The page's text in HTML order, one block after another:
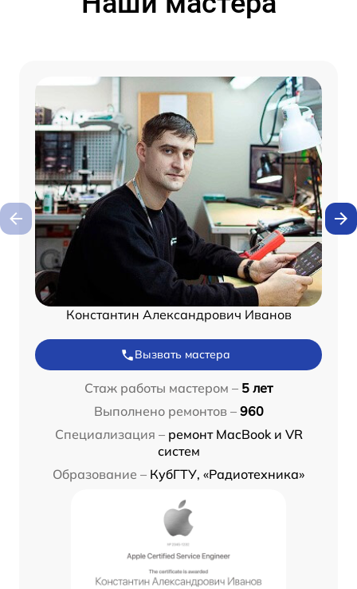
Константин Александрович Иванов
Вызвать мастера
Стаж работы мастером – 5 лет
Выполнено ремонтов – 960
Специализация – ремонт MacBook и VR
систем
Образование – КубГТУ, «Радиотехника»